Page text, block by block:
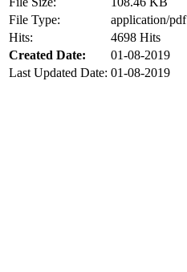
File Type:
application/pdf
Hits:
4698 Hits
Created Date:
01-08-2019
Last Updated Date: 01-08-2019